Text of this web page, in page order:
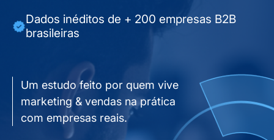
Dados inéditos de + 200 empresas B2B
brasileiras
Um estudo feito por quem vive
marketing & vendas na prática
com empresas reais.